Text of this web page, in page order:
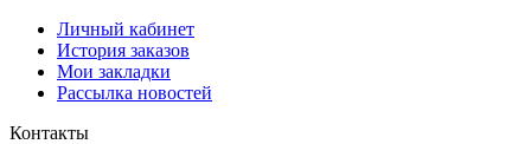
Личный кабинет
История заказов
Мои закладки
Рассылка новостей
Контакты